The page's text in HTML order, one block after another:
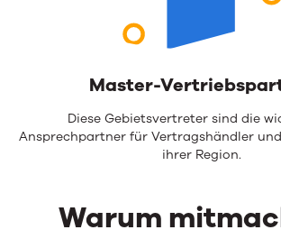
Master-
Diese Gebietsvertreter sind die
Ansprechpartner für Vertragshändler
ihrer Region.
Warum